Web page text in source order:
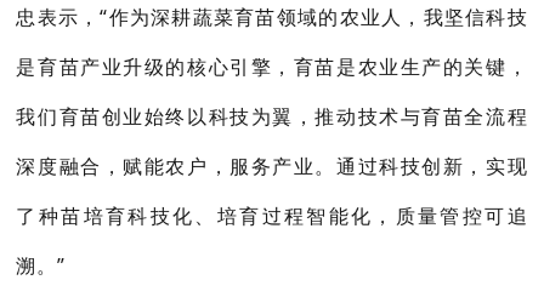
忠表示，“作为深耕蔬菜育苗领域的农业人，我坚信科技
是育苗产业升级的核心引擎，育苗是农业生产的关键，
我们育苗创业始终以科技为翼，推动技术与育苗全流程
深度融合，赋能农户，服务产业。通过科技创新，实现
了种苗培育科技化、培育过程智能化，质量管控可追
溯。”